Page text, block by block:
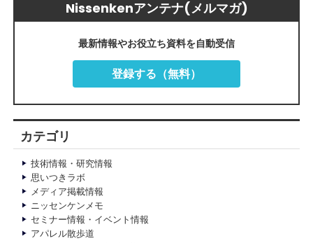
Nissenkenアンテナ(メルマガ)
最新情報やお役立ち資料を自動受信
登録する（無料）
カテゴリ
技術情報・研究情報
思いつきラボ
メディア掲載情報
ニッセンケンメモ
セミナー情報・イベント情報
アパレル散歩道